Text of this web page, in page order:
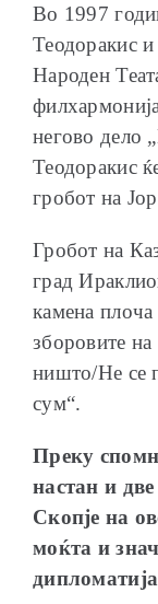
Во 1997
Теодоракис
Народен
негово дело
Теодоракис
гробот на
Гробот на
град
камена
зборовите
ништо/Не се
сум“.
Преку
настан и
Скопје на
моќта и